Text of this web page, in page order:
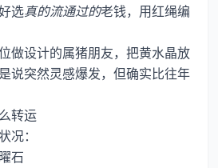
选真的流通过的老钱，用红绳编
做设计的属猪朋友，把黄水晶放
说突然灵感爆发，但确实比往年
转运
况：
石